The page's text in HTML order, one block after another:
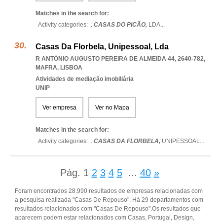
Matches in the search for:
Activity categories: ...CASAS DO PICÃO, LDA...
Casas Da Florbela, Unipessoal, Lda
R ANTÓNIO AUGUSTO PEREIRA DE ALMEIDA 44, 2640-782,
MAFRA, LISBOA
Atividades de mediação imobiliária
UNIP
Ver empresa Ver no Mapa
Matches in the search for:
Activity categories: ...CASAS DA FLORBELA, UNIPESSOAL...
Pág. 1 2 3 4 5 ... 40 »
Foram encontrados 28.990 resultados de empresas relacionadas com
a pesquisa realizada "Casas De Repouso". Há 29 departamentos com
resultados relacionados com "Casas De Repouso".Os resultados que
aparecem podem estar relacionados com Casas, Portugal, Design,